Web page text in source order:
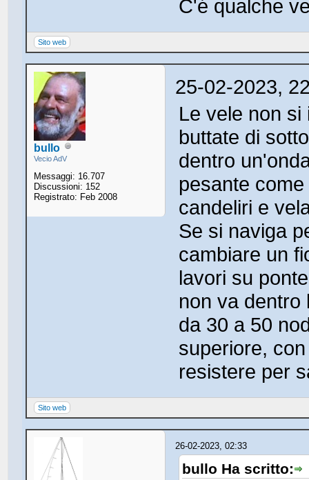
C'é qualche
Sito web
bullo
Vecio AdV
Messaggi: 16.707
Discussioni: 152
Registrato: Feb 2008
25-02-2023,
Le vele non
buttate di
dentro
pesante
candeliri e
Se si naviga
cambiare un
lavori su
non va dentro
da 30 a 50
superiore,
resistere per
Sito web
26-02-2023, 02:33
bullo Ha scritto: